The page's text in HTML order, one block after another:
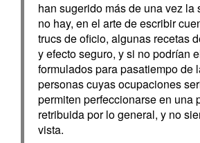
han sugerido más de una vez la
no hay, en el arte de escribir
trucs de oficio, algunas recetas
y efecto seguro, y si no podrían
formulados para pasatiempo de
personas cuyas ocupaciones
permiten perfeccionarse en una
retribuida por lo general, y no
vista.